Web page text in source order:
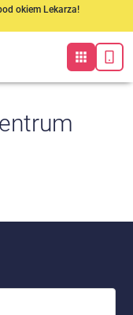
okiem Lekarza!